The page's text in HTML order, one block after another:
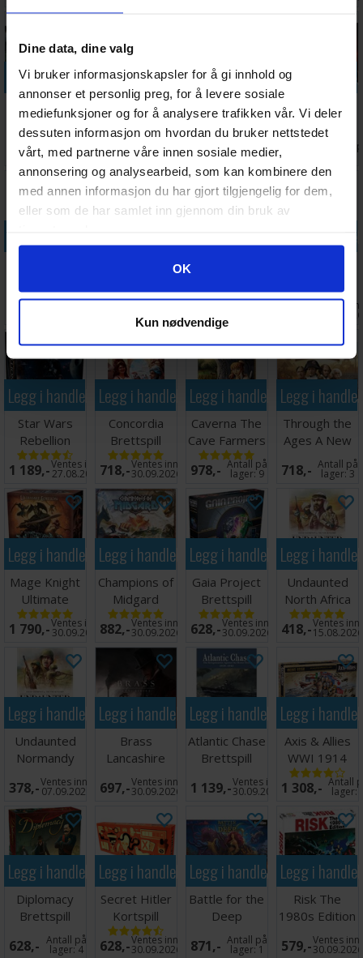
Dine data, dine valg
Vi bruker informasjonskapsler for å gi innhold og
annonser et personlig preg, for å levere sosiale
mediefunksjoner og for å analysere trafikken vår. Vi deler
dessuten informasjon om hvordan du bruker nettstedet
vårt, med partnerne våre innen sosiale medier,
annonsering og analysearbeid, som kan kombinere den
med annen informasjon du har gjort tilgjengelig for dem,
eller som de har samlet inn gjennom din bruk av
Googles retningslinjer for personvern
OK
Kun nødvendige
Legg i handlekurven
Axis & Allies
Stalingrad
Brettspill
1 168,- Antall på
lager:5
Legg i handlekurven
Terraforming
Mars -
SVENSK
769,- Ventes inn
30.09.2026
Legg i handlekurven
Western
Campaigns
Brettspill
539,- Ventes inn
27.08.2026
Legg i
Total War
Rome
Brettspill
1 618,- Antall
lager:
Deluxe
Ventes inn Antall på
lager:
Ventes inn
Brettspill
Ventes inn
30.09.2026
Legg i handlekurven
Star Wars
Rebellion
Brettspill
1 189,-Ventes inn
27.08.2026
Legg i handlekurven
Concordia
Brettspill
718,-Ventes inn
30.09.2026
Legg i handlekurven
Caverna The
Cave Farmers
Brettspill
978,- Antall på
lager:9
Legg i
Through the
Ages A New
Story
Brettspill
718,- Antall på
lager:3
Legg i handlekurven
Mage Knight
Ultimate
Edition
Brettspill
1 790,-Ventes inn
30.09.2026
Legg i handlekurven
Champions of
Midgard
Brettspill
882,-Ventes inn
30.09.2026
Legg i handlekurven
Gaia Project
Brettspill
628,-Ventes inn
30.09.2026
Legg i
Undaunted
North Africa
Brettspill
418,-Ventes inn
15.08.2026
Legg i handlekurven
Undaunted
Normandy
Brettspill
378,-Ventes inn
07.09.2026
Legg i handlekurven
Brass
Lancashire
Brettspill
697,-Ventes inn
30.09.2026
Legg i handlekurven
Atlantic Chase
Brettspill
1 139,-Ventes inn
30.09.2026
Legg i
Axis & Allies
WWI 1914
Brettspill
1 308,- Antall
lager:
Legg i handlekurven
Diplomacy
Brettspill
628,- Antall på
lager:4
Legg i handlekurven
Secret Hitler
Kortspill
628,-Ventes inn
30.09.2026
Legg i handlekurven
Battle for the
Deep
Brettspill
871,- Antall på
lager:1
Legg i
Risk The
1980s Edition
Brettspill
579,-Ventes inn
30.09.2026